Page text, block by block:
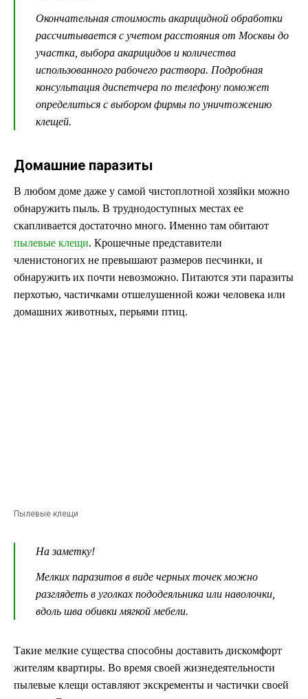
Окончательная стоимость акарицидной обработки
рассчитывается с учетом расстояния от Москвы до
участка, выбора акарицидов и количества
использованного рабочего раствора. Подробная
консультация диспетчера по телефону поможет
определиться с выбором фирмы по уничтожению
клещей.
Домашние паразиты
В любом доме даже у самой чистоплотной хозяйки можно
обнаружить пыль. В труднодоступных местах ее
скапливается достаточно много. Именно там обитают
пылевые клещи. Крошечные представители
членистоногих не превышают размеров песчинки, и
обнаружить их почти невозможно. Питаются эти паразиты
перхотью, частичками отшелушенной кожи человека или
домашних животных, перьями птиц.
Пылевые клещи
На заметку!
Мелких паразитов в виде черных точек можно
разглядеть в уголках пододеяльника или наволочки,
вдоль шва обивки мягкой мебели.
Такие мелкие существа способны доставить дискомфорт
жителям квартиры. Во время своей жизнедеятельности
пылевые клещи оставляют экскременты и частички своей